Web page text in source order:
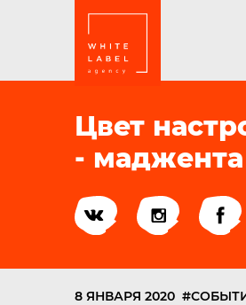
Цвет
- маджента
8 ЯНВАРЯ 2020